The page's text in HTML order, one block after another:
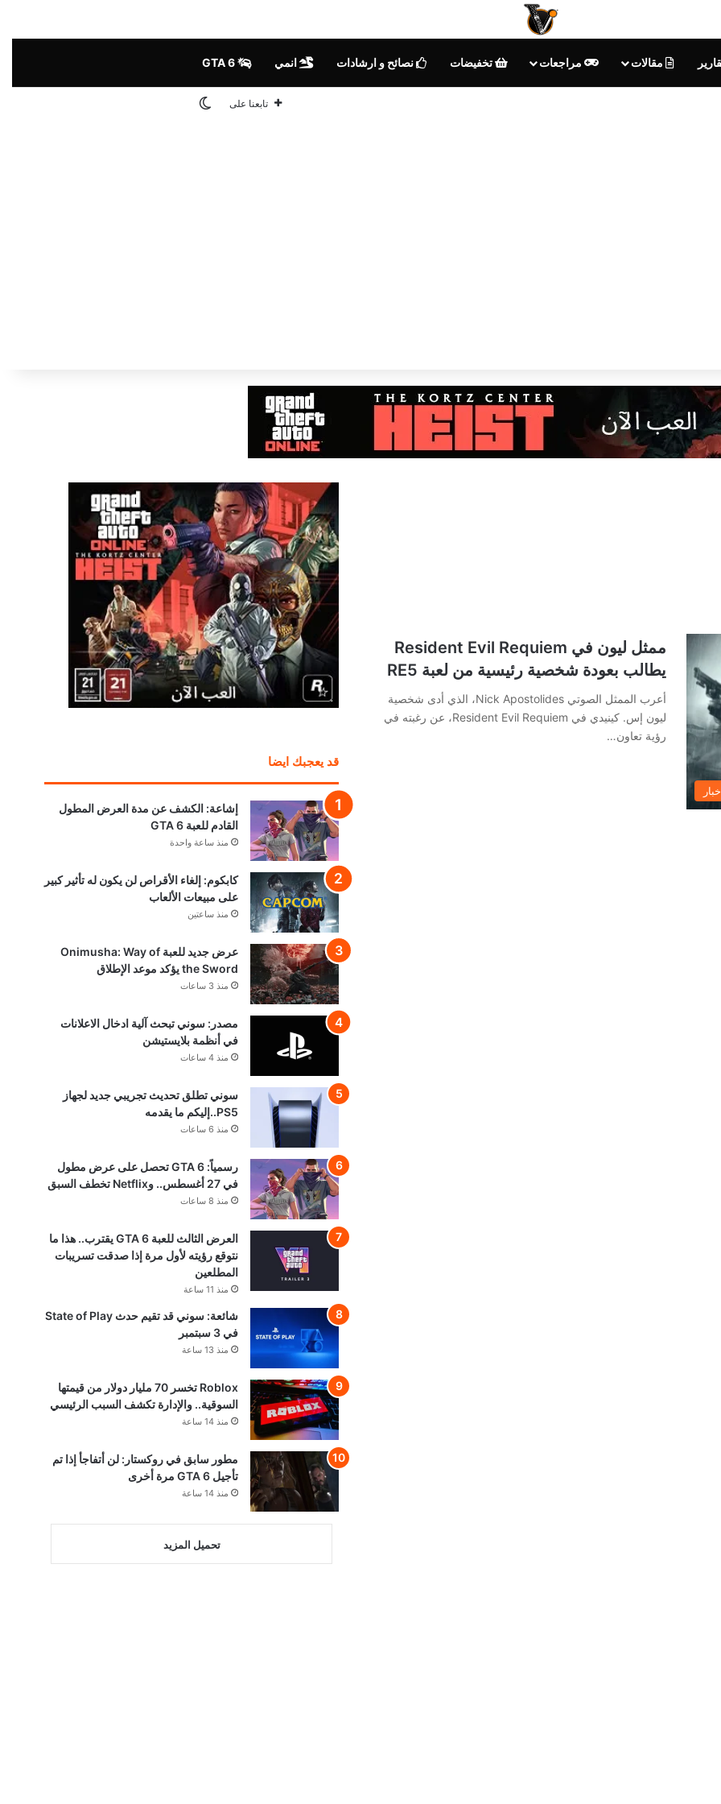
مقالات مراجعات تخفيضات نصائح و ارشادات انمي
تابعنا على الوضع المظلم
ممثل ليون في Resident Evil Requiem
يطالب بعودة شخصية رئيسية من لعبة RE5
أعرب الممثل الصوتي Nick Apostolides، الذي أدى شخصية
ليون إس. كينيدي في Resident Evil Requiem، عن رغبته في
رؤية تعاون…
قد يعجبك ايضا
إشاعة: الكشف عن مدة العرض المطول
القادم للعبة GTA 6
منذ ساعة واحدة
كابكوم: إلغاء الأقراص لن يكون له تأثير كبير
على مبيعات الألعاب
منذ ساعتين
عرض جديد للعبة Onimusha: Way of
the Sword يؤكد موعد الإطلاق
منذ 3 ساعات
مصدر: سوني تبحث آلية ادخال الاعلانات
في أنظمة بلايستيشن
منذ 4 ساعات
سوني تطلق تحديث تجريبي جديد لجهاز
PS5..إليكم ما يقدمه
منذ 6 ساعات
رسمياً: GTA 6 تحصل على عرض مطول
في 27 أغسطس.. وNetflix تخطف السبق
منذ 8 ساعات
العرض الثالث للعبة GTA 6 يقترب.. هذا ما
نتوقع رؤيته لأول مرة إذا صدقت تسريبات
المطلعين
منذ 11 ساعة
شائعة: سوني قد تقيم حدث State of Play
في 3 سبتمبر
منذ 13 ساعة
Roblox تخسر 70 مليار دولار من قيمتها
السوقية.. والإدارة تكشف السبب الرئيسي
منذ 14 ساعة
مطور سابق في روكستار: لن أتفاجأ إذا تم
تأجيل GTA 6 مرة أخرى
منذ 14 ساعة
تحميل المزيد